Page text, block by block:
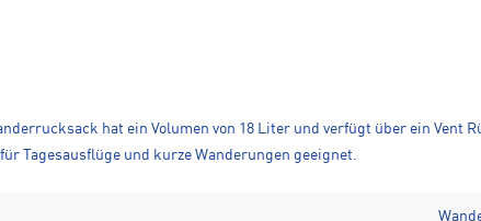
hat ein Volumen von 18 Liter und verfügt über ein
Tagesausflüge und kurze Wanderungen geeignet.